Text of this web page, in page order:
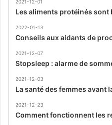
2021-12-01
Les aliments protéinés sont
2022-01-13
Conseils aux aidants de
2021-12-07
Stopsleep : alarme de
2021-12-03
La santé des femmes avant
2021-12-23
Comment fonctionnent les